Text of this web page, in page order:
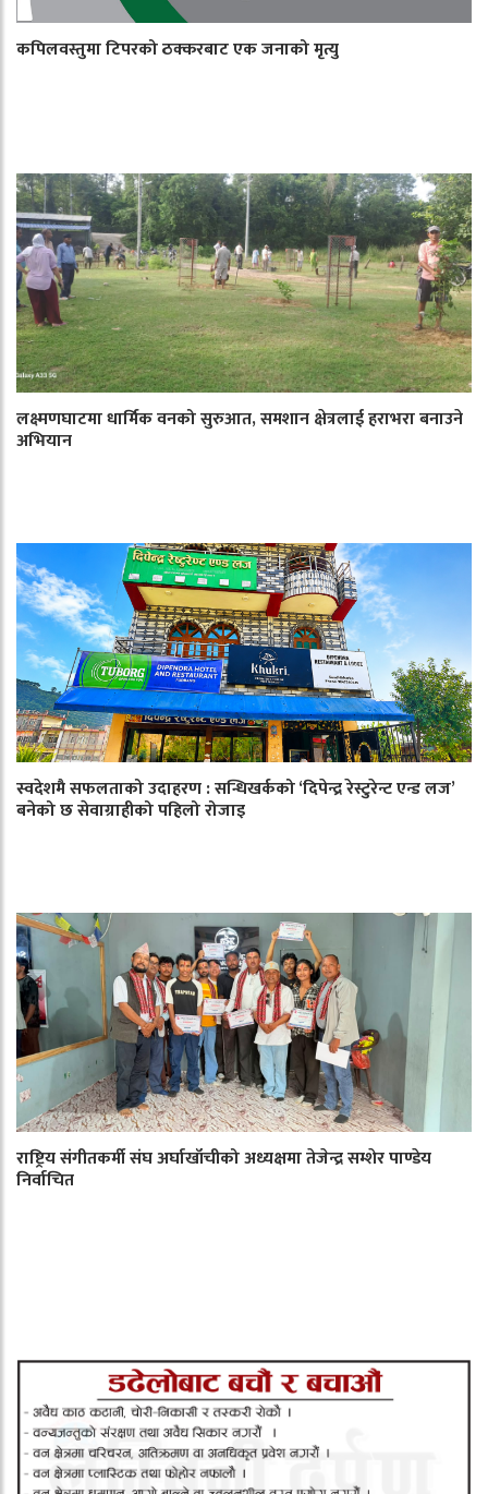
कपिलवस्तुमा टिपरको ठक्करबाट एक जनाको मृत्यु
लक्ष्मणघाटमा धार्मिक वनको सुरुआत, समशान क्षेत्रलाई हराभरा बनाउने
अभियान
स्वदेशमै सफलताको उदाहरण : सन्धिखर्कको ‘दिपेन्द्र रेस्टुरेन्ट एन्ड लज’
बनेको छ सेवाग्राहीको पहिलो रोजाइ
राष्ट्रिय संगीतकर्मी संघ अर्घाखाँचीको अध्यक्षमा तेजेन्द्र सम्शेर पाण्डेय
निर्वाचित